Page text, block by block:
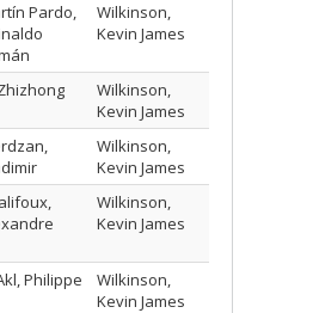
Pardo,
Wilkinson,
Kevin James
Wilkinson,
Kevin James
Wilkinson,
Kevin James
Wilkinson,
Kevin James
Philippe
Wilkinson,
Kevin James